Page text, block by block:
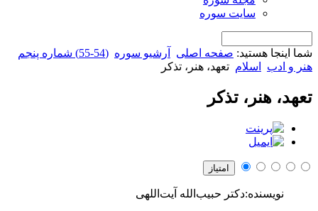
سایت سوره
شما اینجا هستید: صفحه اصلی آرشیو سوره (54-55) شماره پنجم
هنر و ادب
اسلام تعهد، هنر، تذکر
تعهد، هنر، تذکر
نویسنده:دکتر حبیب‌الله آیت‌اللهی